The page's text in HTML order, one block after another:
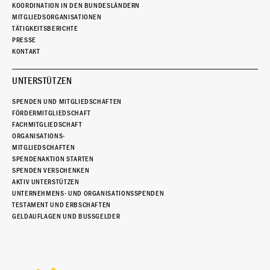
KOORDINATION IN DEN BUNDESLÄNDERN
MITGLIEDSORGANISATIONEN
TÄTIGKEITSBERICHTE
PRESSE
KONTAKT
UNTERSTÜTZEN
SPENDEN UND MITGLIEDSCHAFTEN
FÖRDERMITGLIEDSCHAFT
FACHMITGLIEDSCHAFT
ORGANISATIONS-
MITGLIEDSCHAFTEN
SPENDENAKTION STARTEN
SPENDEN VERSCHENKEN
AKTIV UNTERSTÜTZEN
UNTERNEHMENS- UND ORGANISATIONSSPENDEN
TESTAMENT UND ERBSCHAFTEN
GELDAUFLAGEN UND BUSSGELDER